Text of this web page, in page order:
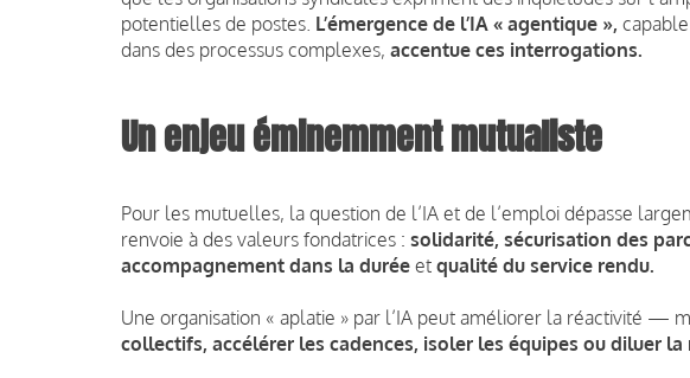
potentielles de postes. L’émergence de l’IA « agentique »,
dans des processus complexes, accentue ces interrogations.
Un enjeu éminemment mutualiste
Pour les mutuelles, la question de l’IA et de l’emploi dépasse
renvoie à des valeurs fondatrices : solidarité, sécurisation des
accompagnement dans la durée et qualité du service rendu.
Une organisation « aplatie » par l’IA peut améliorer la réactivité —
collectifs, accélérer les cadences, isoler les équipes ou diluer